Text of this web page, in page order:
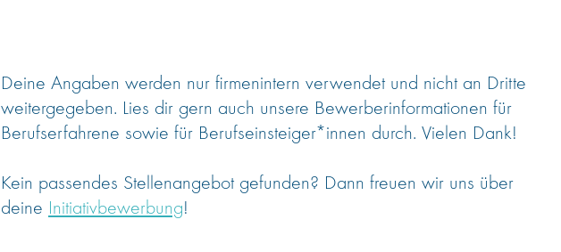
Deine Angaben werden nur firmenintern verwendet und nicht an Dritte
weitergegeben. Lies dir gern auch unsere Bewerberinformationen für
Berufserfahrene sowie für Berufseinsteiger*innen durch. Vielen Dank!
Kein passendes Stellenangebot gefunden? Dann freuen wir uns über
deine Initiativbewerbung!